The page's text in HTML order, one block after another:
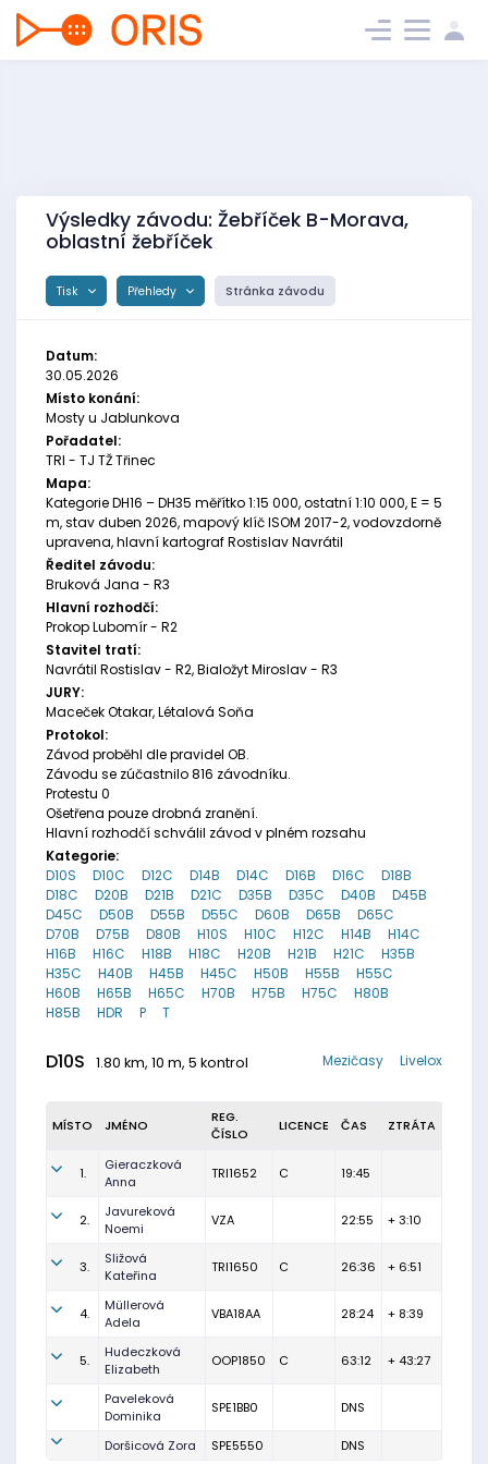
Výsledky závodu: Žebříček B-Morava,
oblastní žebříček
Tisk Přehledy Stránka závodu
Datum:
30.05.2026
Místo konání:
Mosty u Jablunkova
Pořadatel:
TRI - TJ TŽ Třinec
Mapa:
Kategorie DH16 – DH35 měřítko 1:15 000, ostatní 1:10 000, E = 5
m, stav duben 2026, mapový klíč ISOM 2017-2, vodovzdorně
upravena, hlavní kartograf Rostislav Navrátil
Ředitel závodu:
Bruková Jana - R3
Hlavní rozhodčí:
Prokop Lubomír - R2
Stavitel tratí:
Navrátil Rostislav - R2, Bialožyt Miroslav - R3
JURY:
Maceček Otakar, Létalová Soňa
Protokol:
Závod proběhl dle pravidel OB.
Závodu se zúčastnilo 816 závodníku.
Protestu 0
Ošetřena pouze drobná zranění.
Hlavní rozhodčí schválil závod v plném rozsahu
Kategorie:
D10S
D10C D12C D14B D14C D16B D16C
D18B
D18C
D20B D21B D21C D35B D35C D40B
D45B
D45C
D50B D55B D55C D60B D65B
D65C
D70B
D75B D80B H10S H10C H12C H14B
H14C
H16B
H16C H18B H18C H20B H21B H21C
H35B
H35C
H40B H45B H45C H50B H55B
H55C
H60B
H65B H65C H70B H75B H75C
H80B
H85B
HDR P T
D10S 1.80 km, 10 m, 5 kontrol Livelox
Mezičasy
MÍSTO JMÉNO
REG.
ČÍSLO
LICENCE ČAS ZTRÁTA
1.
Gieraczková
Anna
TRI1652 C 19:45
2.
Javureková
Noemi
VZA 22:55 + 3:10
3.
Sližová
Kateřina
TRI1650 C 26:36 + 6:51
4.
Müllerová
Adela
VBA18AA 28:24 + 8:39
5.
Hudeczková
Elizabeth
OOP1850 C 63:12 + 43:27
Paveleková
Dominika
SPE1BB0 DNS
Doršicová Zora SPE5550 DNS